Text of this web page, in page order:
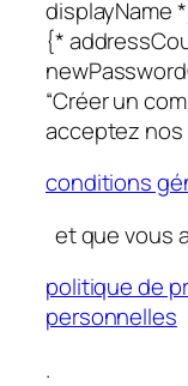
displayName
{*
“Créer un
acceptez nos
conditions
et que vous
politique de
personnelles
.